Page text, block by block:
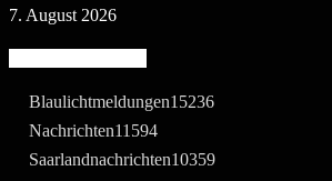
7. August 2026
Blaulichtmeldungen15236
Nachrichten11594
Saarlandnachrichten10359